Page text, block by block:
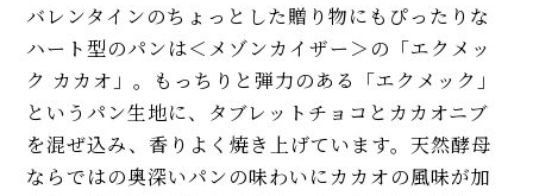
バレンタインのちょっとした贈り物にもぴったりな
ハート型のパンは＜メゾンカイザー＞の「エクメッ
ク カカオ」。もっちりと弾力のある「エクメック」
というパン生地に、タブレットチョコとカカオニブ
を混ぜ込み、香りよく焼き上げています。天然酵母
ならではの奥深いパンの味わいにカカオの風味が加